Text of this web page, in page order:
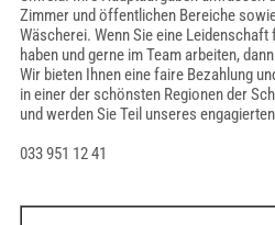
Zimmer und öffentlichen Bereiche
Wäscherei. Wenn Sie eine
haben und gerne im Team arbeiten,
Wir bieten Ihnen eine faire Bezahlung
in einer der schönsten Regionen der
und werden Sie Teil unseres
033 951 12 41